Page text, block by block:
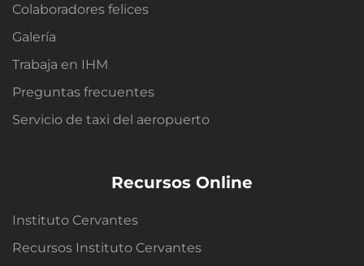
Colaboradores felices
Galería
Trabaja en IHM
Preguntas frecuentes
Servicio de taxi del aeropuerto
Recursos Online
Instituto Cervantes
Recursos Instituto Cervantes